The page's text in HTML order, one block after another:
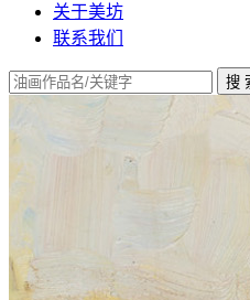
关于美坊
联系我们